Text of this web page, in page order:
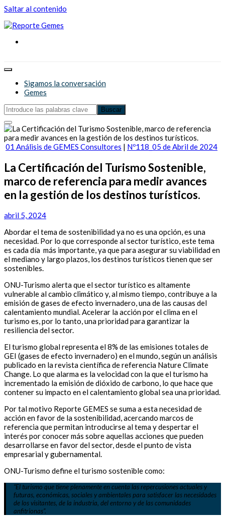
Saltar al contenido
Reporte Gemes
Sigamos la conversación
Gemes
01 Análisis de GEMES Consultores | Nº118_05 de Abril de 2024
La Certificación del Turismo Sostenible,
marco de referencia para medir avances
en la gestión de los destinos turísticos.
abril 5, 2024
Abordar el tema de sostenibilidad ya no es una opción, es una
necesidad. Por lo que corresponde al sector turístico, este tema
es cada día más importante, ya que para asegurar su viabilidad en
el mediano y largo plazos, los destinos turísticos tienen que ser
sostenibles.
ONU-Turismo alerta que el sector turístico es altamente
vulnerable al cambio climático y, al mismo tiempo, contribuye a la
emisión de gases de efecto invernadero, una de las causas del
calentamiento mundial. Acelerar la acción por el clima en el
turismo es, por lo tanto, una prioridad para garantizar la
resiliencia del sector.
El turismo global representa el 8% de las emisiones totales de
GEI (gases de efecto invernadero) en el mundo, según un análisis
publicado en la revista científica de referencia Nature Climate
Change. Lo que alarma es la velocidad con la que el turismo ha
incrementado la emisión de dióxido de carbono, lo que hace que
contener su impacto en el calentamiento global sea una prioridad.
Por tal motivo Reporte GEMES se suma a esta necesidad de
acción en favor de la sostenibilidad, acercando marcos de
referencia que permitan introducirse al tema y despertar el
interés por conocer más sobre aquellas acciones que pueden
desarrollarse en favor del sector, desde el punto de vista
empresarial y gubernamental.
ONU-Turismo define el turismo sostenible como:
“El turismo que tiene plenamente en cuenta las repercusiones actuales y
futuras, económicas, sociales y ambientales para satisfacer las necesidades
de los visitantes, de la industria, del entorno y de las comunidades
anfitrionas”.